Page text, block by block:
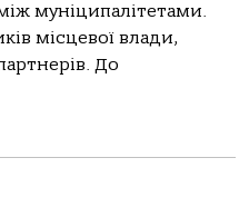
муніципалітетами.
місцевої влади,
До